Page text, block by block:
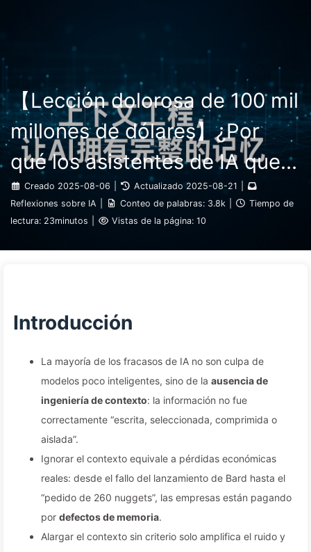
【Lección dolorosa de 100 mil
millones de dólares】¿Por
qué los asistentes de IA que
las empresas despliegan con
grandes inversiones "olvidan"
en momentos cruciales,
competidores lograr un
rendimiento? — Aprendiendo
sobre IA169
Creado 2025-08-06 Actualizado 2025-08-21
Reflexiones sobre IA
Conteo de palabras: 3.8k
Tiempo de
lectura: 23minutos Vistas de la página: 10
Introducción
La mayoría de los fracasos de IA no son culpa de
modelos poco inteligentes, sino de la ausencia de
ingeniería de contexto: la información no fue
correctamente “escrita, seleccionada, comprimida o
aislada”.
Ignorar el contexto equivale a pérdidas económicas
reales: desde el fallo del lanzamiento de Bard hasta el
“pedido de 260 nuggets”, las empresas están pagando
por defectos de memoria.
Alargar el contexto sin criterio solo amplifica el ruido y